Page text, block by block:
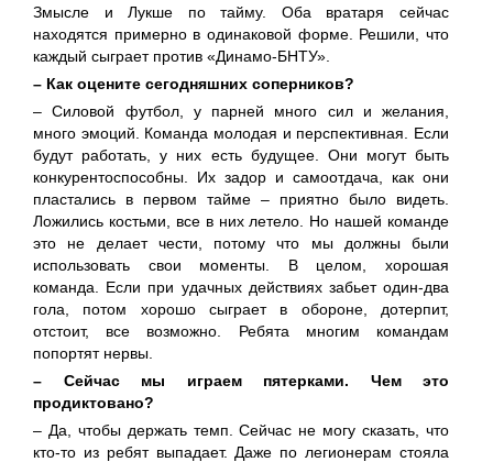
Змысле и Лукше по тайму. Оба вратаря сейчас
находятся примерно в одинаковой форме. Решили, что
каждый сыграет против «Динамо-БНТУ».
– Как оцените сегодняшних соперников?
– Силовой футбол, у парней много сил и желания,
много эмоций. Команда молодая и перспективная. Если
будут работать, у них есть будущее. Они могут быть
конкурентоспособны. Их задор и самоотдача, как они
пластались в первом тайме – приятно было видеть.
Ложились костьми, все в них летело. Но нашей команде
это не делает чести, потому что мы должны были
использовать свои моменты. В целом, хорошая
команда. Если при удачных действиях забьет один-два
гола, потом хорошо сыграет в обороне, дотерпит,
отстоит, все возможно. Ребята многим командам
попортят нервы.
– Сейчас мы играем пятерками. Чем это
продиктовано?
– Да, чтобы держать темп. Сейчас не могу сказать, что
кто-то из ребят выпадает. Даже по легионерам стояла